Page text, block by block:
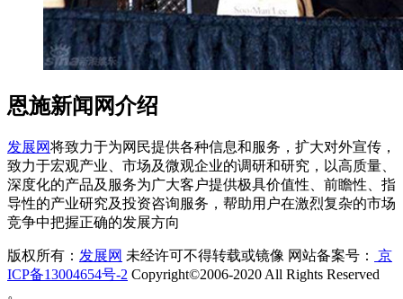
恩施新闻网介绍
发展网将致力于为网民提供各种信息和服务，扩大对外宣传，
致力于宏观产业、市场及微观企业的调研和研究，以高质量、
深度化的产品及服务为广大客户提供极具价值性、前瞻性、指
导性的产业研究及投资咨询服务，帮助用户在激烈复杂的市场
竞争中把握正确的发展方向
版权所有： 发展网 未经许可不得转载或镜像 网站备案号：
京
ICP备13004654号-2 Copyright©2006-2020 All Rights Reserved
。